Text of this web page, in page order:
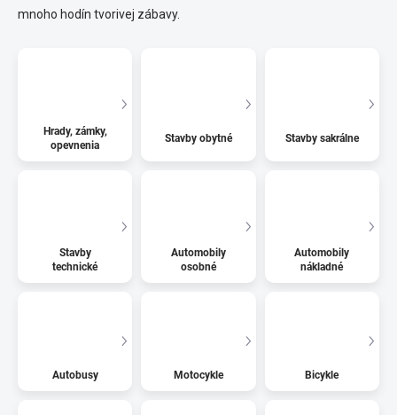
mnoho hodín tvorivej zábavy.
Hrady, zámky,
opevnenia
Stavby obytné Stavby sakrálne
Stavby
technické
Automobily
osobné
Automobily
nákladné
Autobusy Motocykle Bicykle